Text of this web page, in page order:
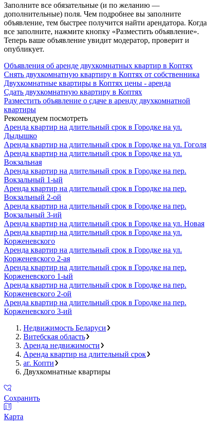
Заполните все обязательные (и по желанию —
дополнительные) поля. Чем подробнее вы заполните
объявление, тем быстрее получится найти арендатора. Когда
все заполните, нажмите кнопку «Разместить объявление».
Теперь ваше объявление увидит модератор, проверит и
опубликует.
Объявления об аренде двухкомнатных квартир в Коптях
Снять двухкомнатную квартиру в Коптях от собственника
Двухкомнатные квартиры в Коптях цены - аренда
Сдать двухкомнатную квартиру в Коптях
Разместить объявление о сдаче в аренду двухкомнатной
квартиры
Рекомендуем посмотреть
Аренда квартир на длительный срок в Городке на ул.
Дыдышко
Аренда квартир на длительный срок в Городке на ул. Гоголя
Аренда квартир на длительный срок в Городке на ул.
Вокзальная
Аренда квартир на длительный срок в Городке на пер.
Вокзальный 1-ый
Аренда квартир на длительный срок в Городке на пер.
Вокзальный 2-ой
Аренда квартир на длительный срок в Городке на пер.
Вокзальный 3-ий
Аренда квартир на длительный срок в Городке на ул. Новая
Аренда квартир на длительный срок в Городке на ул.
Корженевского
Аренда квартир на длительный срок в Городке на ул.
Корженевского 2-ая
Аренда квартир на длительный срок в Городке на пер.
Корженевского 1-ый
Аренда квартир на длительный срок в Городке на пер.
Корженевского 2-ой
Аренда квартир на длительный срок в Городке на пер.
Корженевского 3-ий
Недвижимость Беларуси
Витебская область
Аренда недвижимости
Аренда квартир на длительный срок
аг. Копти
Двухкомнатные квартиры
Сохранить
Карта